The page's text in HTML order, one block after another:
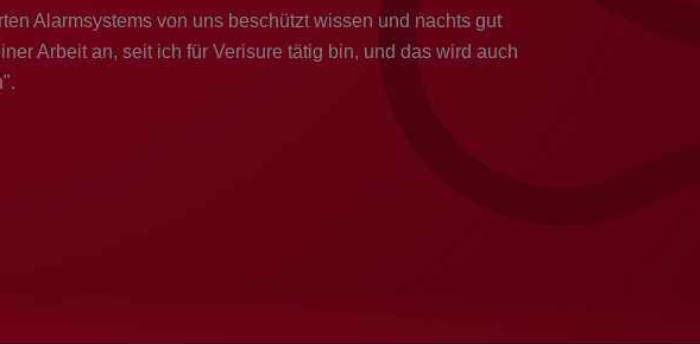
Alarmsystems von uns beschützt wissen und nachts gut
Arbeit an, seit ich für Verisure tätig bin, und das wird auch